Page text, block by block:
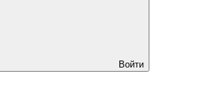
Войти